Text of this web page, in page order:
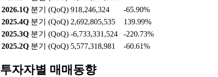
2026.1Q 분기 (QoQ) 918,246,324
-65.90%
2025.4Q 분기 (QoQ) 2,692,805,535
139.99%
2025.3Q 분기 (QoQ) -6,733,331,524
-220.73%
2025.2Q 분기 (QoQ) 5,577,318,981 -60.61%
투자자별 매매동향